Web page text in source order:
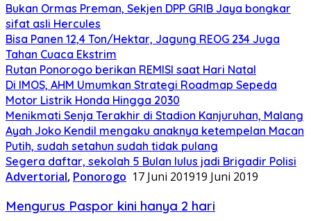
Bukan Ormas Preman, Sekjen DPP GRIB Jaya bongkar
sifat asli Hercules
Bisa Panen 12,4 Ton/Hektar, Jagung REOG 234 Juga
Tahan Cuaca Ekstrim
Rutan Ponorogo berikan REMISI saat Hari Natal
Di IMOS, AHM Umumkan Strategi Roadmap Sepeda
Motor Listrik Honda Hingga 2030
Menikmati Senja Terakhir di Stadion Kanjuruhan, Malang
Ayah Joko Kendil mengaku anaknya ketempelan Macan
Putih, sudah setahun sudah tidak pulang
Segera daftar, sekolah 5 Bulan lulus jadi Brigadir Polisi
Advertorial, Ponorogo 17 Juni 201919 Juni 2019
Mengurus Paspor kini hanya 2 hari